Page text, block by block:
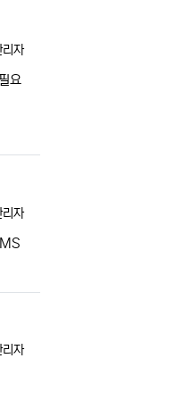
록자
리자
요
록자
리자
록자
리자